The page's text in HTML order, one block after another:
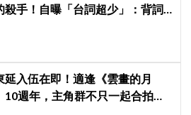
殺手！自曝「台詞超少」：背詞
延入伍在即！適逢《雲畫的月
10週年，主角群不只一起合拍畫